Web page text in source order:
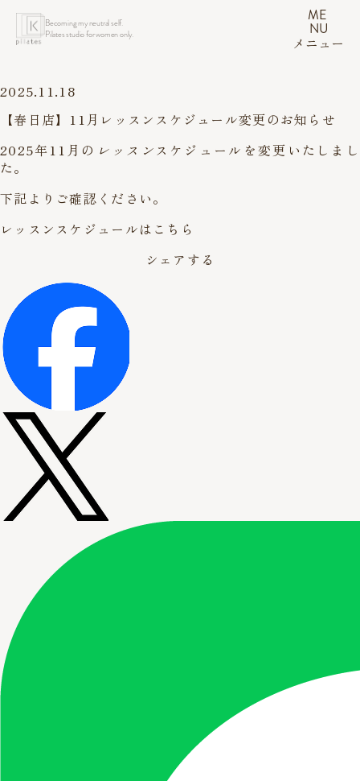
Becoming my neutral self.
Pilates studio for women only.
ME
NU
メニュー
2025.11.18
【春日店】11月レッスンスケジュール変更のお知らせ
2025年11月の レッスンスケジュールを変更いたしまし
た。
下記よりご確認ください。
レッスンスケジュールはこちら
シェアする